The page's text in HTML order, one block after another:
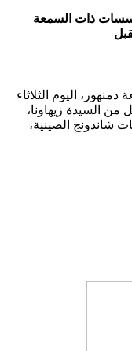
ذات السمعة
اليوم الثلاثاء
كل من السيدة زيهاونا،
شاندونج الصينية،